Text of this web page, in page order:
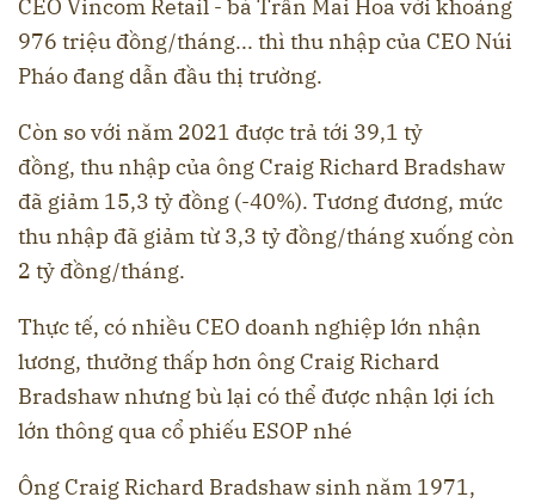
CEO Vincom Retail - bà Trần Mai Hoa với khoảng
976 triệu đồng/tháng... thì thu nhập của CEO Núi
Pháo đang dẫn đầu thị trường.
Còn so với năm 2021 được trả tới 39,1 tỷ
đồng, thu nhập của ông Craig Richard Bradshaw
đã giảm 15,3 tỷ đồng (-40%). Tương đương, mức
thu nhập đã giảm từ 3,3 tỷ đồng/tháng xuống còn
2 tỷ đồng/tháng.
Thực tế, có nhiều CEO doanh nghiệp lớn nhận
lương, thưởng thấp hơn ông Craig Richard
Bradshaw nhưng bù lại có thể được nhận lợi ích
lớn thông qua cổ phiếu ESOP nhé
Ông Craig Richard Bradshaw sinh năm 1971,